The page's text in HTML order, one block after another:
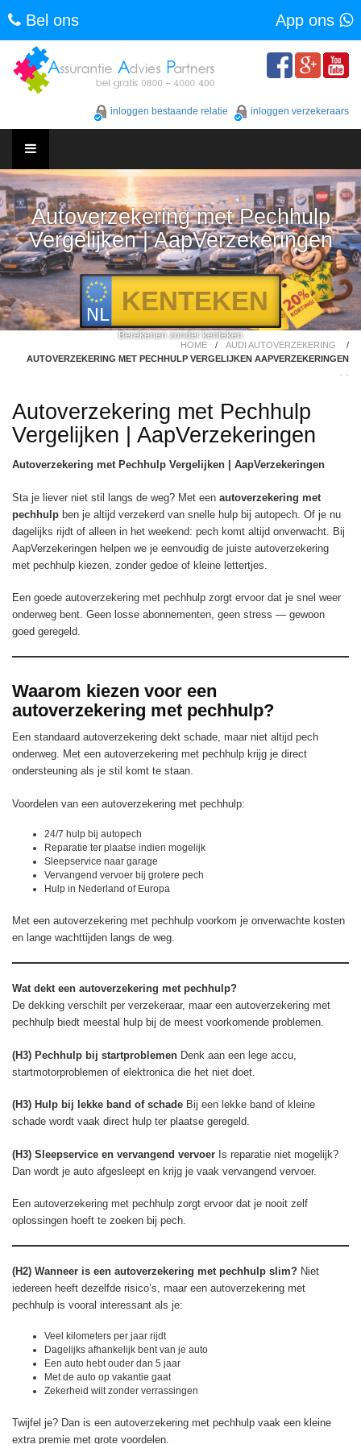
Bel ons App ons
content
inloggen bestaande relatie inloggen verzekeraars
Skip
to
contentAutoverzekering met Pechhulp
Vergelijken | AapVerzekeringen
Berekenen zonder kenteken
HOME / AUDI AUTOVERZEKERING
/
AUTOVERZEKERING MET PECHHULP VERGELIJKEN AAPVERZEKERINGEN
Autoverzekering met Pechhulp
Vergelijken | AapVerzekeringen
Autoverzekering met Pechhulp Vergelijken | AapVerzekeringen
Sta je liever niet stil langs de weg? Met een autoverzekering met
pechhulp ben je altijd verzekerd van snelle hulp bij autopech. Of je nu
dagelijks rijdt of alleen in het weekend: pech komt altijd onverwacht. Bij
AapVerzekeringen helpen we je eenvoudig de juiste autoverzekering
met pechhulp kiezen, zonder gedoe of kleine lettertjes.
Een goede autoverzekering met pechhulp zorgt ervoor dat je snel weer
onderweg bent. Geen losse abonnementen, geen stress — gewoon
goed geregeld.
Waarom kiezen voor een
autoverzekering met pechhulp?
Een standaard autoverzekering dekt schade, maar niet altijd pech
onderweg. Met een autoverzekering met pechhulp krijg je direct
ondersteuning als je stil komt te staan.
Voordelen van een autoverzekering met pechhulp:
24/7 hulp bij autopech
Reparatie ter plaatse indien mogelijk
Sleepservice naar garage
Vervangend vervoer bij grotere pech
Hulp in Nederland of Europa
Met een autoverzekering met pechhulp voorkom je onverwachte kosten
en lange wachttijden langs de weg.
Wat dekt een autoverzekering met pechhulp?
De dekking verschilt per verzekeraar, maar een autoverzekering met
pechhulp biedt meestal hulp bij de meest voorkomende problemen.
(H3) Pechhulp bij startproblemen Denk aan een lege accu,
startmotorproblemen of elektronica die het niet doet.
(H3) Hulp bij lekke band of schade Bij een lekke band of kleine
schade wordt vaak direct hulp ter plaatse geregeld.
(H3) Sleepservice en vervangend vervoer Is reparatie niet mogelijk?
Dan wordt je auto afgesleept en krijg je vaak vervangend vervoer.
Een autoverzekering met pechhulp zorgt ervoor dat je nooit zelf
oplossingen hoeft te zoeken bij pech.
(H2) Wanneer is een autoverzekering met pechhulp slim? Niet
iedereen heeft dezelfde risico’s, maar een autoverzekering met
pechhulp is vooral interessant als je:
Veel kilometers per jaar rijdt
Dagelijks afhankelijk bent van je auto
Een auto hebt ouder dan 5 jaar
Met de auto op vakantie gaat
Zekerheid wilt zonder verrassingen
Twijfel je? Dan is een autoverzekering met pechhulp vaak een kleine
extra premie met grote voordelen.